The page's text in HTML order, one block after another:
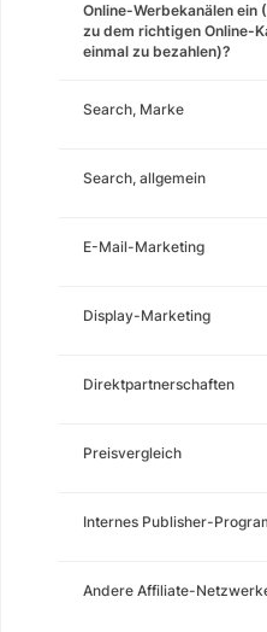
Online-Werbekanälen ein
zu dem richtigen Online-
einmal zu bezahlen)?
Search, Marke
Search, allgemein
E-Mail-Marketing
Display-Marketing
Direktpartnerschaften
Preisvergleich
Internes Publisher-
Andere Affiliate-